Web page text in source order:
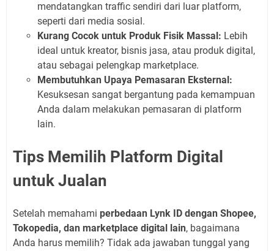
mendatangkan traffic sendiri dari luar platform,
seperti dari media sosial.
Kurang Cocok untuk Produk Fisik Massal: Lebih
ideal untuk kreator, bisnis jasa, atau produk digital,
atau sebagai pelengkap marketplace.
Membutuhkan Upaya Pemasaran Eksternal:
Kesuksesan sangat bergantung pada kemampuan
Anda dalam melakukan pemasaran di platform
lain.
Tips Memilih Platform Digital
untuk Jualan
Setelah memahami perbedaan Lynk ID dengan Shopee,
Tokopedia, dan marketplace digital lain, bagaimana
Anda harus memilih? Tidak ada jawaban tunggal yang